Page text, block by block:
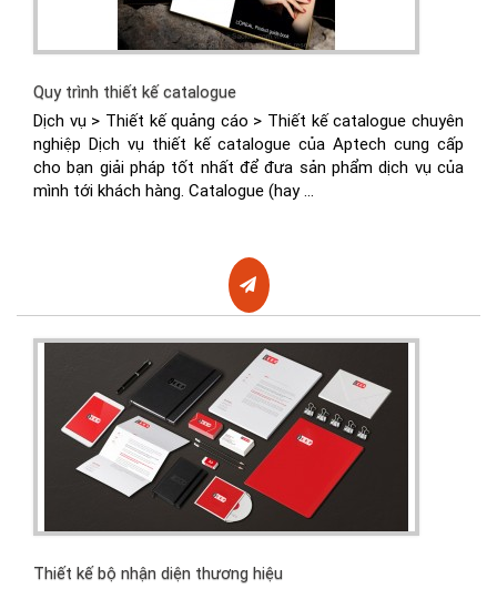
Quy trình thiết kế catalogue
Dịch vụ > Thiết kế quảng cáo > Thiết kế catalogue chuyên
nghiệp Dịch vụ thiết kế catalogue của Aptech cung cấp
cho bạn giải pháp tốt nhất để đưa sản phẩm dịch vụ của
mình tới khách hàng. Catalogue (hay ...
Thiết kế bộ nhận diện thương hiệu